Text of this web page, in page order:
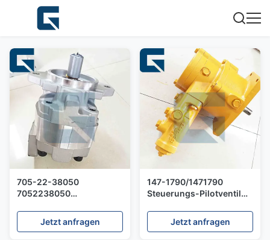
705-22-38050
7052238050
Getriebepumpe für den
Bulldozer D85EX-15E0
Jetzt anfragen
147-1790/1471790
Steuerungs-Pilotventil
Jetzt anfragen